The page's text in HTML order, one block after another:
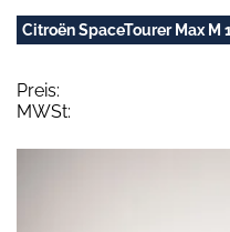
Citroën SpaceTourer Max M
Preis:
MWSt: